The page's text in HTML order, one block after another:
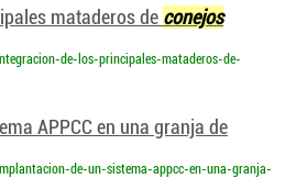
mataderos de conejos
de-los-principales-mataderos-de-
APPCC en una granja de
de-un-sistema-appcc-en-una-granja-